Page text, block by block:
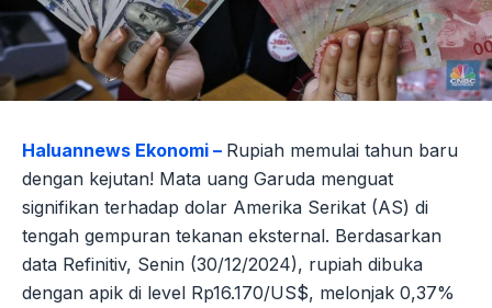
Haluannews Ekonomi – Rupiah memulai tahun baru
dengan kejutan! Mata uang Garuda menguat
signifikan terhadap dolar Amerika Serikat (AS) di
tengah gempuran tekanan eksternal. Berdasarkan
data Refinitiv, Senin (30/12/2024), rupiah dibuka
dengan apik di level Rp16.170/US$, melonjak 0,37%